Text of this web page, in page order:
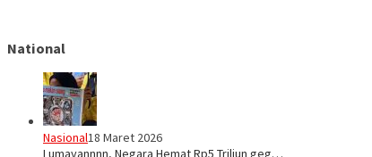
National
Nasional18 Maret 2026
Lumayannnn, Negara Hemat Rp5 Triliun geg…